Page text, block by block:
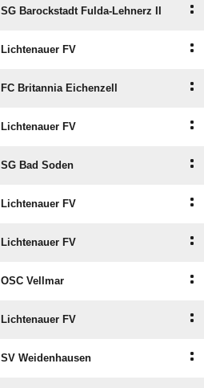
SG Barockstadt Fulda-Lehnerz II :
Lichtenauer FV :
FC Britannia Eichenzell :
Lichtenauer FV :
SG Bad Soden :
Lichtenauer FV :
Lichtenauer FV :
OSC Vellmar :
Lichtenauer FV :
SV Weidenhausen :